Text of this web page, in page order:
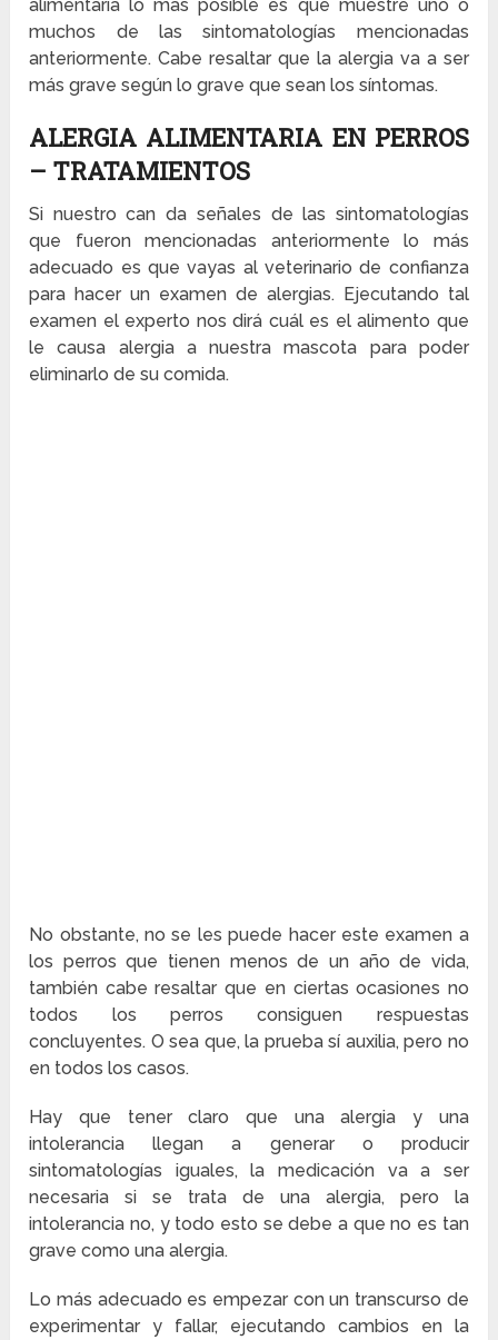
alimentaria lo más posible es que muestre uno o
muchos de las sintomatologías mencionadas
anteriormente. Cabe resaltar que la alergia va a ser
más grave según lo grave que sean los síntomas.
ALERGIA ALIMENTARIA EN PERROS
– TRATAMIENTOS
Si nuestro can da señales de las sintomatologías
que fueron mencionadas anteriormente lo más
adecuado es que vayas al veterinario de confianza
para hacer un examen de alergias. Ejecutando tal
examen el experto nos dirá cuál es el alimento que
le causa alergia a nuestra mascota para poder
eliminarlo de su comida.
No obstante, no se les puede hacer este examen a
los perros que tienen menos de un año de vida,
también cabe resaltar que en ciertas ocasiones no
todos los perros consiguen respuestas
concluyentes. O sea que, la prueba sí auxilia, pero no
en todos los casos.
Hay que tener claro que una alergia y una
intolerancia llegan a generar o producir
sintomatologías iguales, la medicación va a ser
necesaria si se trata de una alergia, pero la
intolerancia no, y todo esto se debe a que no es tan
grave como una alergia.
Lo más adecuado es empezar con un transcurso de
experimentar y fallar, ejecutando cambios en la